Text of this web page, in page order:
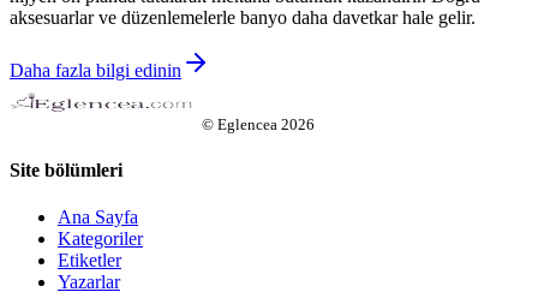
aksesuarlar ve düzenlemelerle banyo daha davetkar hale gelir.
Daha fazla bilgi edinin
© Eglencea 2026
Site bölümleri
Ana Sayfa
Kategoriler
Etiketler
Yazarlar